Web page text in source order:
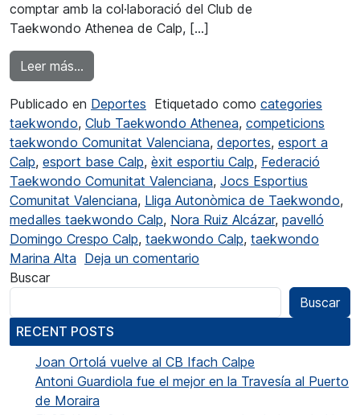
comptar amb la col·laboració del Club de
Taekwondo Athenea de Calp, […]
Leer más…
Publicado en Deportes Etiquetado como categories
taekwondo, Club Taekwondo Athenea, competicions
taekwondo Comunitat Valenciana, deportes, esport a
Calp, esport base Calp, èxit esportiu Calp, Federació
Taekwondo Comunitat Valenciana, Jocs Esportius
Comunitat Valenciana, Lliga Autonòmica de Taekwondo,
medalles taekwondo Calp, Nora Ruiz Alcázar, pavelló
Domingo Crespo Calp, taekwondo Calp, taekwondo
Marina Alta Deja un comentario
Buscar
Buscar
RECENT POSTS
Joan Ortolá vuelve al CB Ifach Calpe
Antoni Guardiola fue el mejor en la Travesía al Puerto
de Moraira